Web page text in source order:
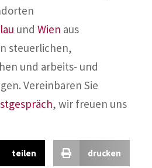
und Wien aus
steuerlichen,
und arbeits- und
Vereinbaren Sie
, wir freuen uns
teilen drucken